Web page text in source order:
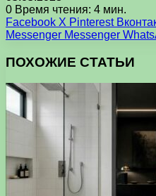
0 Время чтения: 4 мин.
Facebook X Pinterest
Messenger Messenger
ПОХОЖИЕ СТАТЬИ